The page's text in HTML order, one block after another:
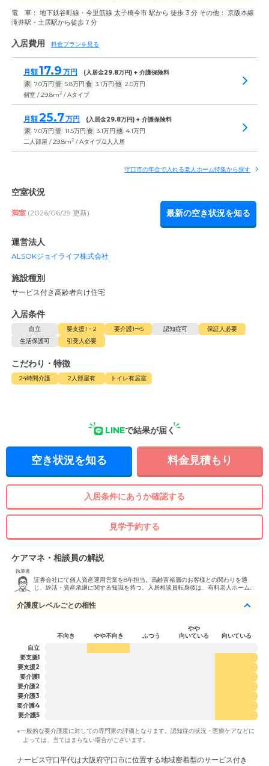
電 車： 地下鉄谷町線・今里筋線 太子橋今市 駅から 徒歩 3 分 その他： 京阪本線
滝井駅・土居駅から徒歩７分
入居費用 料金プランを見る
月額17.9 万円 (入居金29.8万円) + 介護保険料
家 7.0万円 管 5.8万円 食 3.1万円 他 2.0万円
個室 / 29.8m2 / Aタイプ
月額25.7万円 (入居金29.8万円) + 介護保険料
家 7.0万円 管 11.5万円 食 3.1万円 他 4.1万円
二人部屋 / 29.8m2 / Aタイプ/2人入居
守口市の年金で入れる老人ホーム特集から探す
空室状況
満室 (2026/06/29 更新) 最新の空き状況を知る
運営法人
ALSOKジョイライフ株式会社
施設種別
サービス付き高齢者向け住宅
入居条件
自立 要支援1・2 要介護1〜5 認知症可
保証人必要
生活保護可
引受人必要
こだわり・特徴
24時間介護 2人部屋有 トイレ有居室
LINEで結果が届く
空き状況を知る 料金見積もり
入居条件にあうか確認する
見学予約する
ケアマネ・相談員の解説
執筆者
証券会社にて個人資産運用営業を8年担当。高齢富裕層のお客様との関わりを通
じ、終活・資産承継に関する知識を持つ。入居相談員転身後は、有料老人ホームの
介護度レベルごとの相性
不向き やや不向き ふつう
やや
向いている
向いている
自立
要支援1
要支援2
要介護1
要介護2
要介護3
要介護4
要介護5
※一般的な要介護度に対しての専門家の評価となります。認知症の状況・医療ケアなどに
よっては、当てはまらない場合がございます。
ナービス守口平代は大阪府守口市に位置する地域密着型のサービス付き